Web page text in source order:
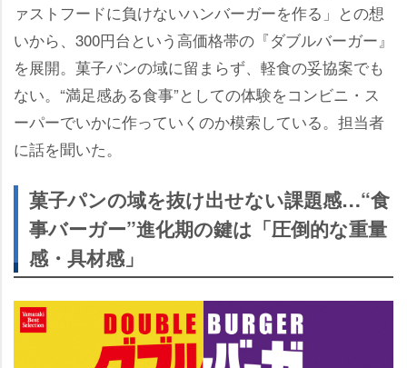
ァストフードに負けないハンバーガーを作る」との想
いから、300円台という高価格帯の『ダブルバーガー』
を展開。菓子パンの域に留まらず、軽食の妥協案でも
ない。“満足感ある食事”としての体験をコンビニ・ス
ーパーでいかに作っていくのか模索している。担当者
に話を聞いた。
菓子パンの域を抜け出せない課題感…“食
事バーガー”進化期の鍵は「圧倒的な重量
感・具材感」